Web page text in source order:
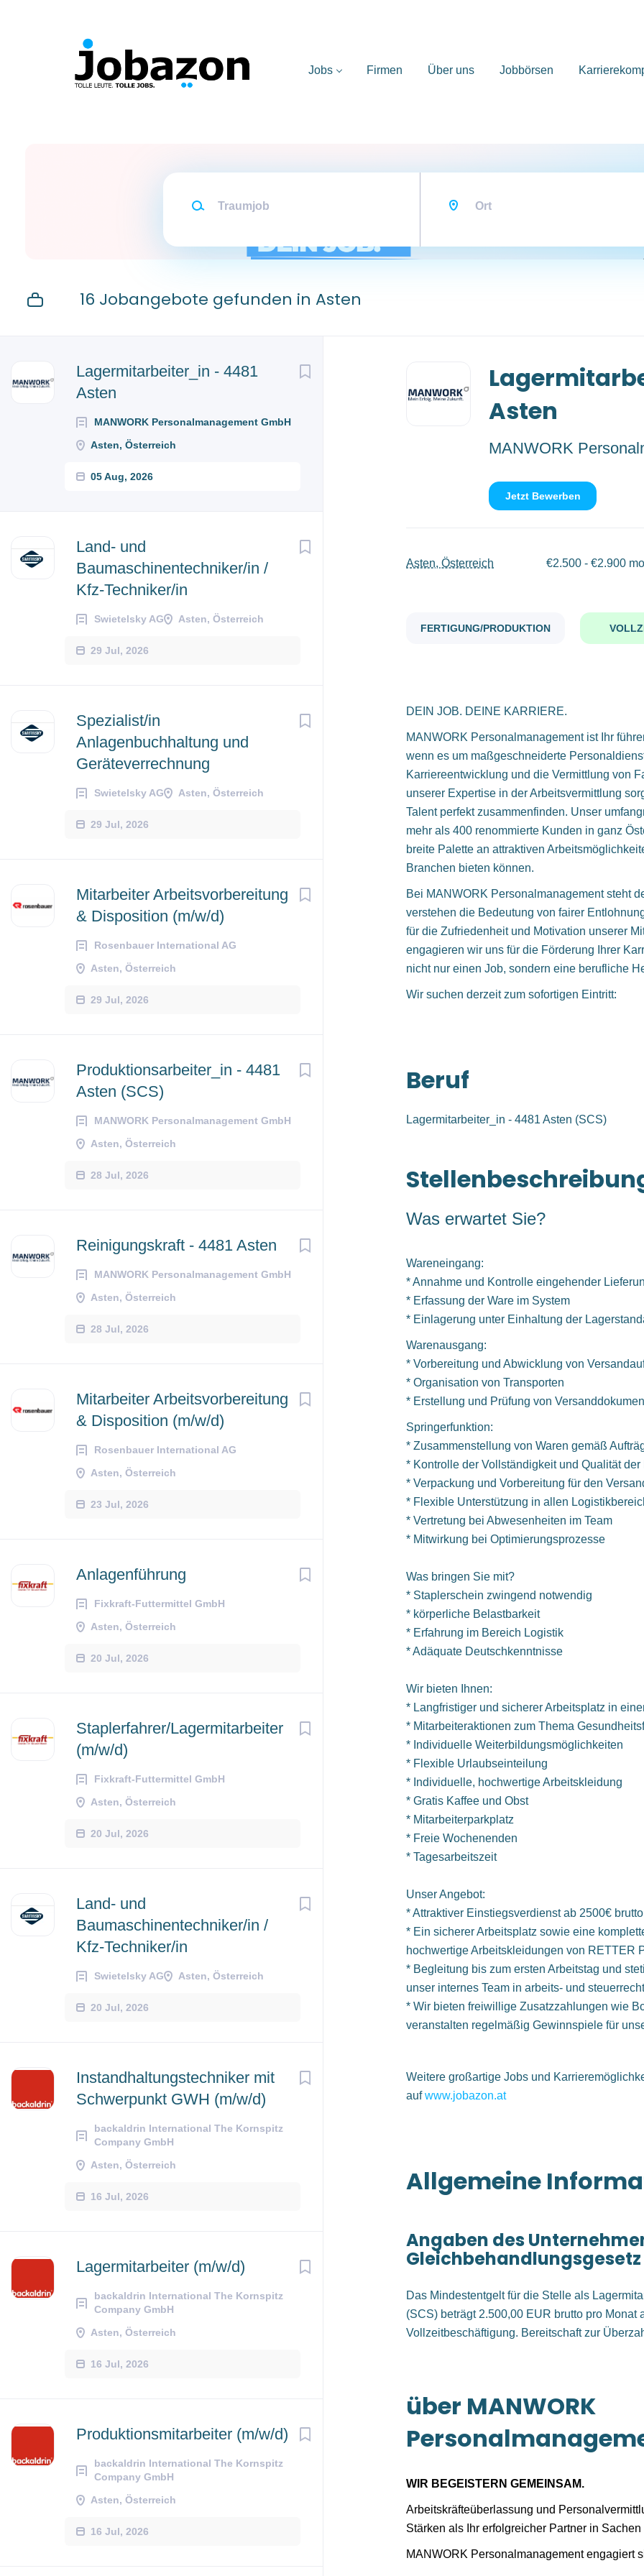
Jobs Firmen Über uns Jobbörsen
16 Jobangebote gefunden in Asten
Lagermitarbeiter_in - 4481
Asten
MANWORK Personalmanagement GmbH
Asten, Österreich
05 Aug, 2026
Land- und
Baumaschinentechniker/in /
Kfz-Techniker/in
Swietelsky AG Asten, Österreich
29 Jul, 2026
Spezialist/in
Anlagenbuchhaltung und
Geräteverrechnung
Swietelsky AG Asten, Österreich
29 Jul, 2026
Mitarbeiter Arbeitsvorbereitung
& Disposition (m/w/d)
Rosenbauer International AG
Asten, Österreich
29 Jul, 2026
Produktionsarbeiter_in - 4481
Asten (SCS)
MANWORK Personalmanagement GmbH
Asten, Österreich
28 Jul, 2026
Reinigungskraft - 4481 Asten
MANWORK Personalmanagement GmbH
Asten, Österreich
28 Jul, 2026
Mitarbeiter Arbeitsvorbereitung
& Disposition (m/w/d)
Rosenbauer International AG
Asten, Österreich
23 Jul, 2026
Anlagenführung
Fixkraft-Futtermittel GmbH
Asten, Österreich
20 Jul, 2026
Staplerfahrer/Lagermitarbeiter
(m/w/d)
Fixkraft-Futtermittel GmbH
Asten, Österreich
20 Jul, 2026
Land- und
Baumaschinentechniker/in /
Kfz-Techniker/in
Swietelsky AG Asten, Österreich
20 Jul, 2026
Instandhaltungstechniker mit
Schwerpunkt GWH (m/w/d)
backaldrin International The Kornspitz
Company GmbH
Asten, Österreich
16 Jul, 2026
Lagermitarbeiter (m/w/d)
backaldrin International The Kornspitz
Company GmbH
Asten, Österreich
16 Jul, 2026
Produktionsmitarbeiter (m/w/d)
backaldrin International The Kornspitz
Company GmbH
Asten, Österreich
16 Jul, 2026
list
Asten
MANWORK
Jetzt Bewerben
Asten, Österreich €2.500 - €2.900
FERTIGUNG/PRODUKTION
DEIN JOB. DEINE KARRIERE.
MANWORK Personalmanagement ist Ihr
wenn es um maßgeschneiderte
Karriereentwicklung und die Vermittlung von
unserer Expertise in der Arbeitsvermittlung
Talent perfekt zusammenfinden. Unser
mehr als 400 renommierte Kunden in ganz
breite Palette an attraktiven
Branchen bieten können.
Bei MANWORK Personalmanagement steht
verstehen die Bedeutung von fairer
für die Zufriedenheit und Motivation unserer
engagieren wir uns für die Förderung Ihrer
nicht nur einen Job, sondern eine berufliche
Wir suchen derzeit zum sofortigen Eintritt:
Beruf
Lagermitarbeiter_in - 4481 Asten (SCS)
Was erwartet Sie?
Wareneingang:
* Annahme und Kontrolle eingehender
* Erfassung der Ware im System
* Einlagerung unter Einhaltung der
Warenausgang:
* Vorbereitung und Abwicklung von
* Organisation von Transporten
* Erstellung und Prüfung von
Springerfunktion:
* Zusammenstellung von Waren gemäß
* Kontrolle der Vollständigkeit und Qualität der
* Verpackung und Vorbereitung für den
* Flexible Unterstützung in allen
* Vertretung bei Abwesenheiten im Team
* Mitwirkung bei Optimierungsprozesse
Was bringen Sie mit?
* Staplerschein zwingend notwendig
* körperliche Belastbarkeit
* Erfahrung im Bereich Logistik
* Adäquate Deutschkenntnisse
Wir bieten Ihnen:
* Langfristiger und sicherer Arbeitsplatz in
* Mitarbeiteraktionen zum Thema
* Individuelle Weiterbildungsmöglichkeiten
* Flexible Urlaubseinteilung
* Individuelle, hochwertige Arbeitskleidung
* Gratis Kaffee und Obst
* Mitarbeiterparkplatz
* Freie Wochenenden
* Tagesarbeitszeit
Unser Angebot:
* Attraktiver Einstiegsverdienst ab 2500€
* Ein sicherer Arbeitsplatz sowie eine
hochwertige Arbeitskleidungen von RETTER
* Begleitung bis zum ersten Arbeitstag und
unser internes Team in arbeits- und
* Wir bieten freiwillige Zusatzzahlungen wie
veranstalten regelmäßig Gewinnspiele für
Weitere großartige Jobs und
aufwww.jobazon.at
Allgemeine
Angaben des
Gleichbehandlungsgesetz
Das Mindestentgelt für die Stelle als
(SCS) beträgt 2.500,00 EUR brutto pro Monat
Vollzeitbeschäftigung. Bereitschaft zur
über MANWORK
WIR BEGEISTERN GEMEINSAM.
Arbeitskräfteüberlassung und
Stärken als Ihr erfolgreicher Partner in
MANWORK Personalmanagement engagiert